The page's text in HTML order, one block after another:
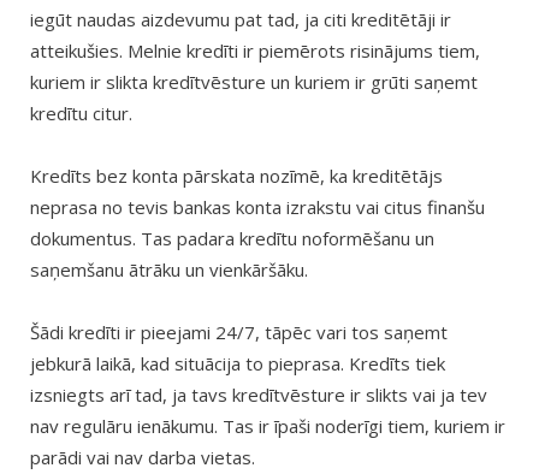
iegūt naudas aizdevumu pat tad, ja citi kreditētāji ir
atteikušies. Melnie kredīti ir piemērots risinājums tiem,
kuriem ir slikta kredītvēsture un kuriem ir grūti saņemt
kredītu citur.
Kredīts bez konta pārskata nozīmē, ka kreditētājs
neprasa no tevis bankas konta izrakstu vai citus finanšu
dokumentus. Tas padara kredītu noformēšanu un
saņemšanu ātrāku un vienkāršāku.
Šādi kredīti ir pieejami 24/7, tāpēc vari tos saņemt
jebkurā laikā, kad situācija to pieprasa. Kredīts tiek
izsniegts arī tad, ja tavs kredītvēsture ir slikts vai ja tev
nav regulāru ienākumu. Tas ir īpaši noderīgi tiem, kuriem ir
parādi vai nav darba vietas.